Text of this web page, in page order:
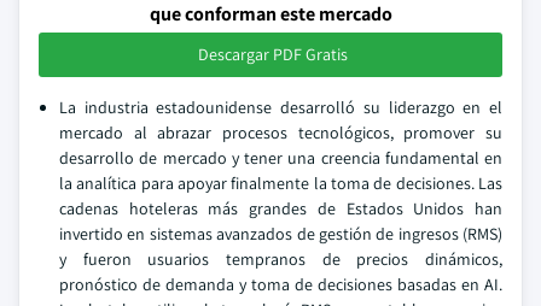
que conforman este mercado
Descargar PDF Gratis
La industria estadounidense desarrolló su liderazgo en el
mercado al abrazar procesos tecnológicos, promover su
desarrollo de mercado y tener una creencia fundamental en
la analítica para apoyar finalmente la toma de decisiones. Las
cadenas hoteleras más grandes de Estados Unidos han
invertido en sistemas avanzados de gestión de ingresos (RMS)
y fueron usuarios tempranos de precios dinámicos,
pronóstico de demanda y toma de decisiones basadas en AI.